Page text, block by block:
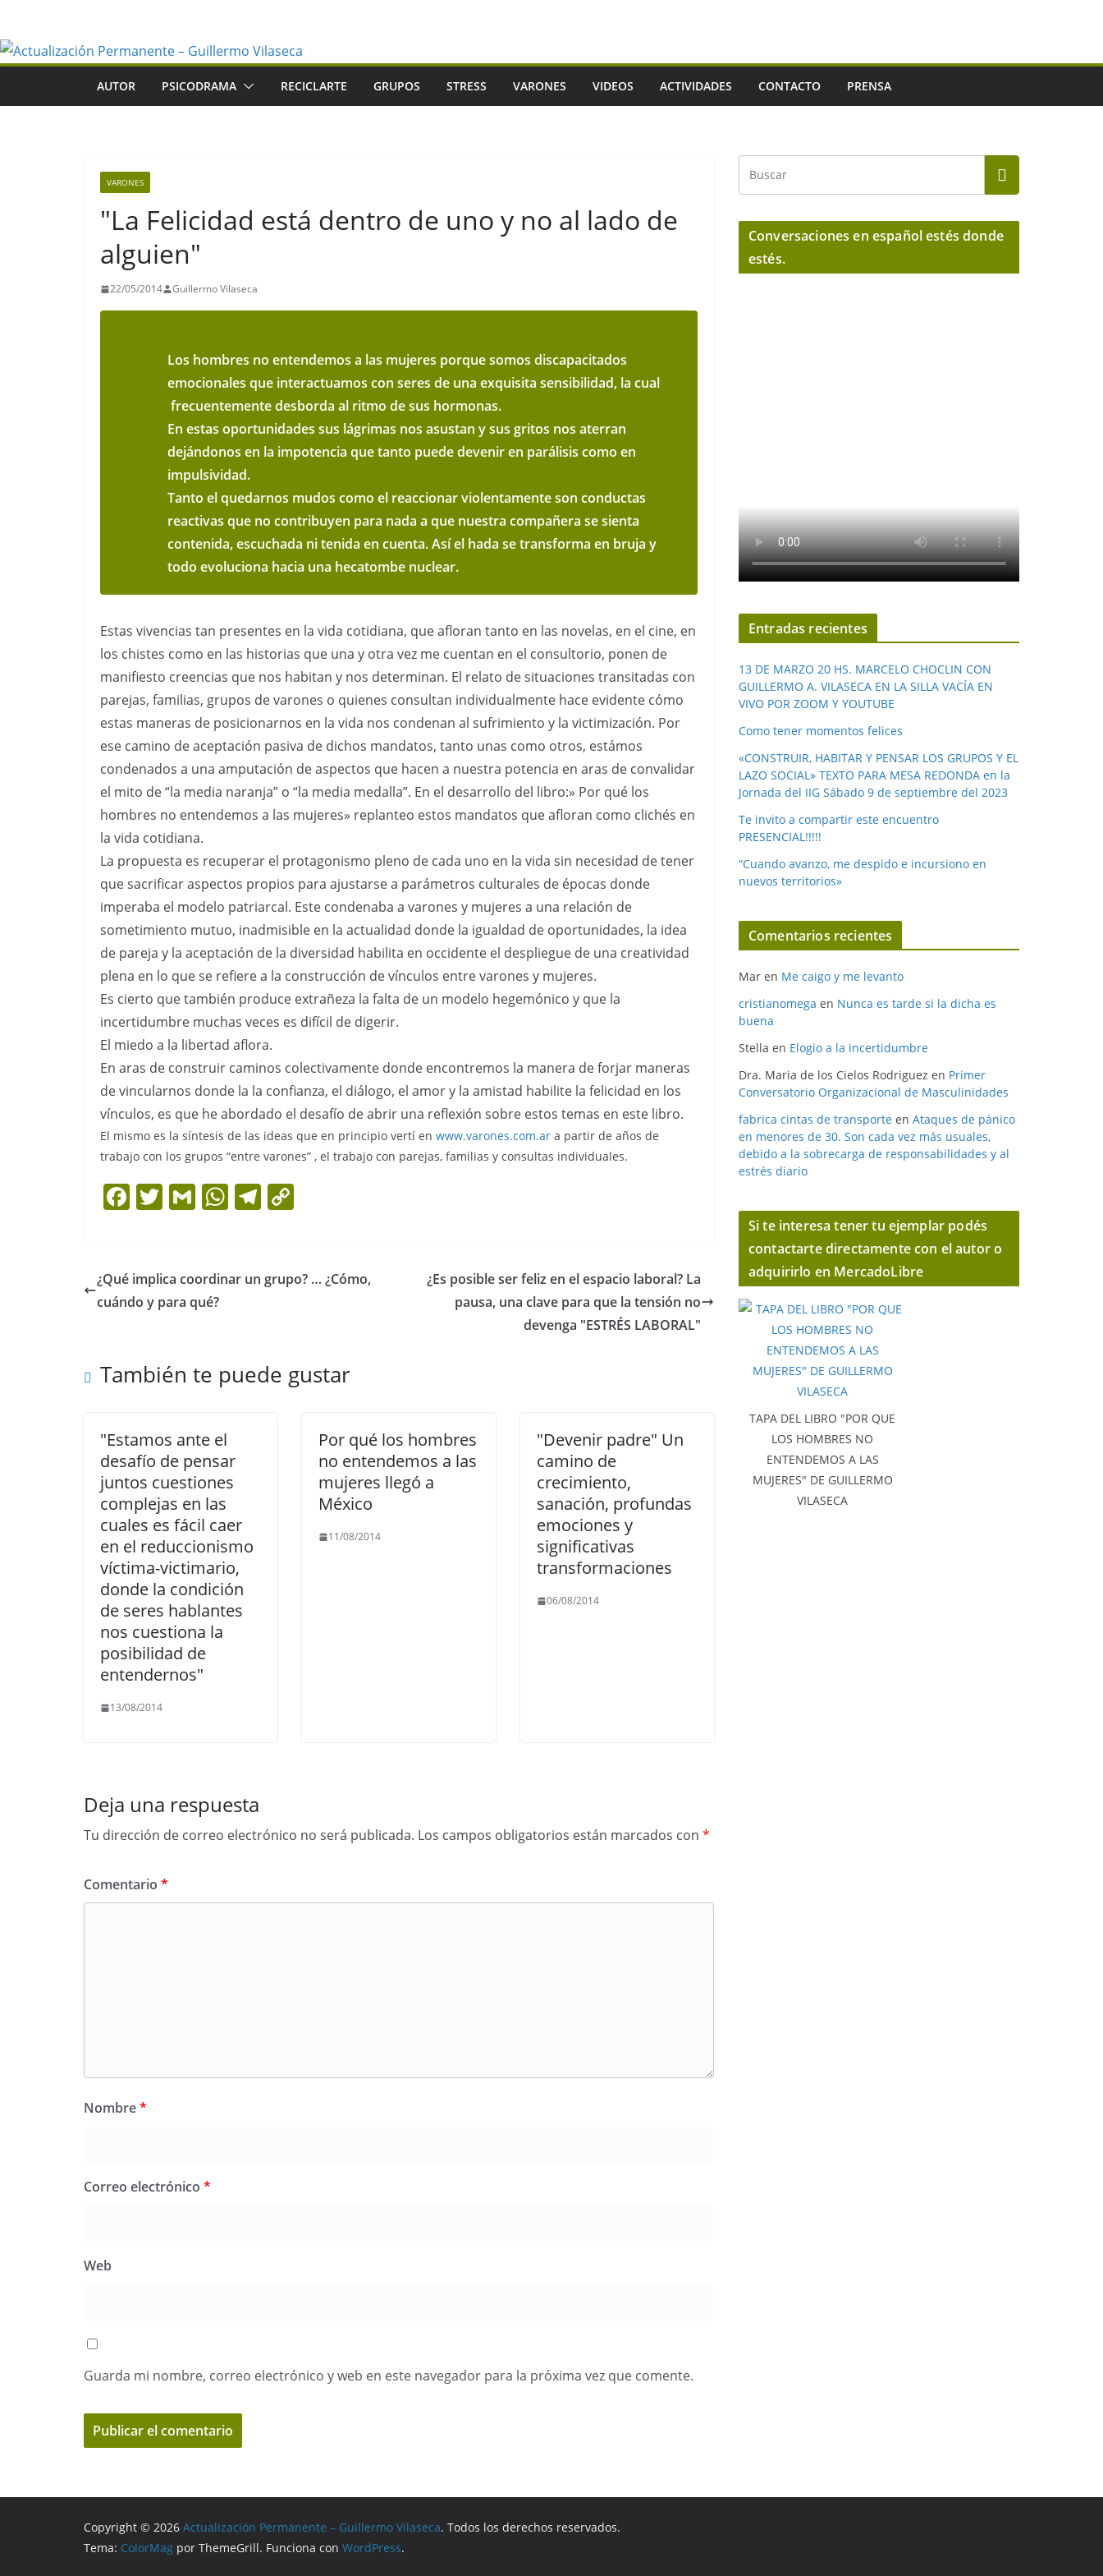
contenido
AUTOR PSICODRAMA RECICLARTE GRUPOS STRESS VARONES VIDEOS ACTIVIDADES CONTACTO PRENSA
VARONES
"La Felicidad está dentro de uno y no al lado de
alguien"
22/05/2014 Guillermo Vilaseca
Los hombres no entendemos a las mujeres porque somos discapacitados
emocionales que interactuamos con seres de una exquisita sensibilidad, la cual
frecuentemente desborda al ritmo de sus hormonas.
En estas oportunidades sus lágrimas nos asustan y sus gritos nos aterran
dejándonos en la impotencia que tanto puede devenir en parálisis como en
impulsividad.
Tanto el quedarnos mudos como el reaccionar violentamente son conductas
reactivas que no contribuyen para nada a que nuestra compañera se sienta
contenida, escuchada ni tenida en cuenta. Así el hada se transforma en bruja y
todo evoluciona hacia una hecatombe nuclear.
Estas vivencias tan presentes en la vida cotidiana, que afloran tanto en las novelas, en el cine, en
los chistes como en las historias que una y otra vez me cuentan en el consultorio, ponen de
manifiesto creencias que nos habitan y nos determinan. El relato de situaciones transitadas con
parejas, familias, grupos de varones o quienes consultan individualmente hace evidente cómo
estas maneras de posicionarnos en la vida nos condenan al sufrimiento y la victimización. Por
ese camino de aceptación pasiva de dichos mandatos, tanto unas como otros, estámos
condenados a una amputación de aspectos que hacen a nuestra potencia en aras de convalidar
el mito de “la media naranja” o “la media medalla”. En el desarrollo del libro:» Por qué los
hombres no entendemos a las mujeres» replanteo estos mandatos que afloran como clichés en
la vida cotidiana.
La propuesta es recuperar el protagonismo pleno de cada uno en la vida sin necesidad de tener
que sacrificar aspectos propios para ajustarse a parámetros culturales de épocas donde
imperaba el modelo patriarcal. Este condenaba a varones y mujeres a una relación de
sometimiento mutuo, inadmisible en la actualidad donde la igualdad de oportunidades, la idea
de pareja y la aceptación de la diversidad habilita en occidente el despliegue de una creatividad
plena en lo que se refiere a la construcción de vínculos entre varones y mujeres.
Es cierto que también produce extrañeza la falta de un modelo hegemónico y que la
incertidumbre muchas veces es difícil de digerir.
El miedo a la libertad aflora.
En aras de construir caminos colectivamente donde encontremos la manera de forjar maneras
de vincularnos donde la la confianza, el diálogo, el amor y la amistad habilite la felicidad en los
vínculos, es que he abordado el desafío de abrir una reflexión sobre estos temas en este libro.
El mismo es la síntesis de las ideas que en principio vertí en www.varones.com.ar a partir de años de
trabajo con los grupos “entre varones” , el trabajo con parejas, familias y consultas individuales.
F
e
b
k
T
er
G
l
W
s
T
gr y
¿Qué implica coordinar un grupo? … ¿Cómo,
cuándo y para qué?
¿Es posible ser feliz en el espacio laboral? La
pausa, una clave para que la tensión no
devenga "ESTRÉS LABORAL"
También te puede gustar
"Estamos ante el
desafío de pensar
juntos cuestiones
complejas en las
cuales es fácil caer
en el reduccionismo
víctima-victimario,
donde la condición
de seres hablantes
nos cuestiona la
posibilidad de
entendernos"
13/08/2014
Por qué los hombres
no entendemos a las
mujeres llegó a
México
11/08/2014
"Devenir padre" Un
camino de
crecimiento,
sanación, profundas
emociones y
significativas
transformaciones
06/08/2014
Deja una respuesta
Tu dirección de correo electrónico no será publicada. Los campos obligatorios están marcados con *
Comentario *
Nombre*
Correo electrónico *
Web
Guarda mi nombre, correo electrónico y web en este navegador para la próxima vez que comente.
Conversaciones en español estés donde
estés.
Entradas recientes
13 DE MARZO 20 HS. MARCELO CHOCLIN CON
GUILLERMO A. VILASECA EN LA SILLA VACÍA EN
VIVO POR ZOOM Y YOUTUBE
Como tener momentos felices
«CONSTRUIR, HABITAR Y PENSAR LOS GRUPOS Y EL
LAZO SOCIAL» TEXTO PARA MESA REDONDA en la
Jornada del IIG Sábado 9 de septiembre del 2023
Te invito a compartir este encuentro
PRESENCIAL!!!!!
“Cuando avanzo, me despido e incursiono en
nuevos territorios»
Comentarios recientes
Mar en Me caigo y me levanto
cristianomega en Nunca es tarde si la dicha es
buena
Stella en Elogio a la incertidumbre
Dra. Maria de los Cielos Rodriguez en Primer
Conversatorio Organizacional de Masculinidades
fabrica cintas de transporte en Ataques de pánico
en menores de 30. Son cada vez más usuales,
debido a la sobrecarga de responsabilidades y al
estrés diario
Si te interesa tener tu ejemplar podés
contactarte directamente con el autor o
adquirirlo en MercadoLibre
TAPA DEL LIBRO "POR QUE
LOS HOMBRES NO
ENTENDEMOS A LAS
MUJERES" DE GUILLERMO
VILASECA
Copyright © 2026 Actualización Permanente – Guillermo Vilaseca. Todos los derechos reservados.
Tema: ColorMag por ThemeGrill. Funciona con WordPress.